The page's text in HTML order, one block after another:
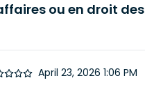
ou en droit des
April 23, 2026 1:06 PM